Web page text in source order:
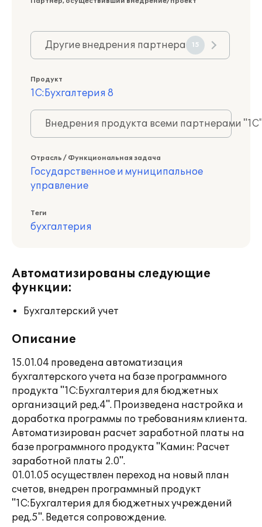
Другие внедрения партнера 15
Продукт
1С:Бухгалтерия 8
Внедрения продукта всеми партнерами
Отрасль / Функциональная задача
Государственное и муниципальное
управление
Теги
бухгалтерия
Автоматизированы следующие
функции:
Бухгалтерский учет
Описание
15.01.04 проведена автоматизация
бухгалтерского учета на базе программного
продукта "1С:Бухгалтерия для бюджетных
организаций ред.4". Произведена настройка и
доработка программы по требованиям клиента.
Автоматизирован расчет заработной платы на
базе программного продукта "Камин: Расчет
заработной платы 2.0".
01.01.05 осуществлен переход на новый план
счетов, внедрен программный продукт
"1С:Бухгалтерия для бюджетных учреждений
ред.5". Ведется сопровождение.